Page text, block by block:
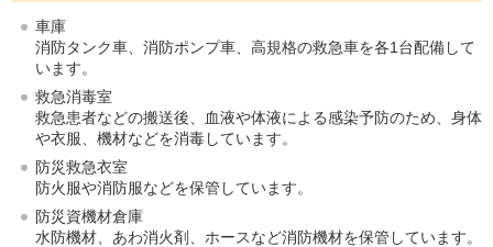
車庫
消防タンク車、消防ポンプ車、高規格の救急車を各1台配備して
います。
救急消毒室
救急患者などの搬送後、血液や体液による感染予防のため、身体
や衣服、機材などを消毒しています。
防災救急衣室
防火服や消防服などを保管しています。
防災資機材倉庫
水防機材、あわ消火剤、ホースなど消防機材を保管しています。